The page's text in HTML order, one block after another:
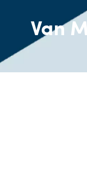
Bekijk alle
Van